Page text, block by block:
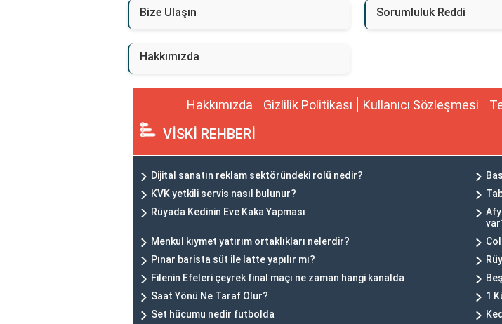
Bize Ulaşın Sorumluluk Reddi
Hakkımızda
Hakkımızda Gizlilik Politikası Kullanıcı Sözleşmesi
VİSKİ REHBERİ
Dijital sanatın reklam sektöründeki rolü nedir?
KVK yetkili servis nasıl bulunur?
Rüyada Kedinin Eve Kaka Yapması
Menkul kıymet yatırım ortaklıkları nelerdir?
Pınar barista süt ile latte yapılır mı?
Filenin Efeleri çeyrek final maçı ne zaman hangi kanalda
Saat Yönü Ne Taraf Olur?
1
Set hücumu nedir futbolda